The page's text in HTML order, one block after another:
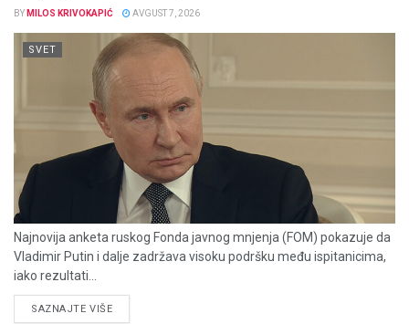
BY MILOS KRIVOKAPIĆ AVGUST 7, 2026
SVET
Najnovija anketa ruskog Fonda javnog mnjenja (FOM) pokazuje da
Vladimir Putin i dalje zadržava visoku podršku među ispitanicima,
iako rezultati...
SAZNAJTE VIŠEDETAILS